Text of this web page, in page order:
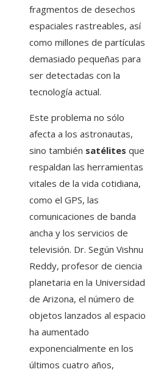
fragmentos de desechos
espaciales rastreables, así
como millones de partículas
demasiado pequeñas para
ser detectadas con la
tecnología actual.
Este problema no sólo
afecta a los astronautas,
sino también satélites que
respaldan las herramientas
vitales de la vida cotidiana,
como el GPS, las
comunicaciones de banda
ancha y los servicios de
televisión. Dr. Según Vishnu
Reddy, profesor de ciencia
planetaria en la Universidad
de Arizona, el número de
objetos lanzados al espacio
ha aumentado
exponencialmente en los
últimos cuatro años,